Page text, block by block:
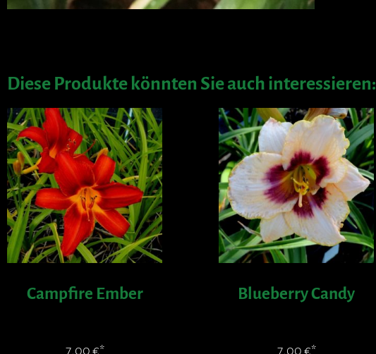
Diese Produkte könnten Sie auch interessieren:
Campfire Ember
7,00 €
Blueberry Candy
7,00 €